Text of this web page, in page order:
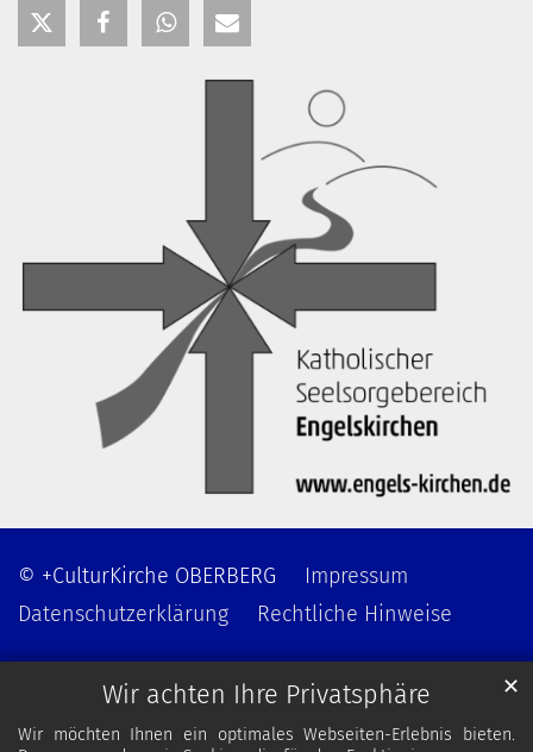
Wir achten Ihre Privatsphäre
Wir möchten Ihnen ein optimales Webseiten-Erlebnis bieten.
✕
© +CulturKirche OBERBERG
Impressum
Datenschutzerklärung
Rechtliche Hinweise